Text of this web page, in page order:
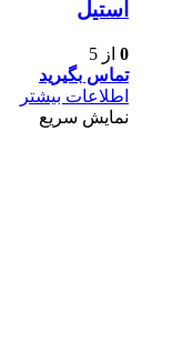
استیل
0 از 5
تماس بگیرید
اطلاعات بیشتر
نمایش سریع